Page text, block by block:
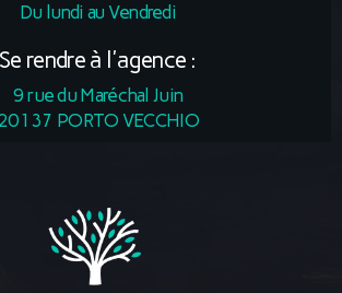
Du lundi au Vendredi
Se rendre à l'agence :
9 rue du Maréchal Juin
20137 PORTO VECCHIO